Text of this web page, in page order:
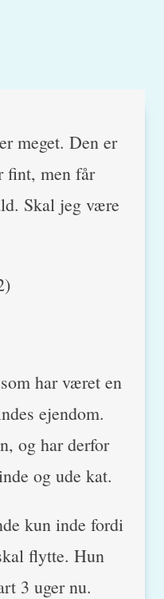
meget. Den er
fint, men får
Skal jeg være
har været en
ejendom.
og har derfor
og ude kat.
kun inde fordi
flytte. Hun
3 uger nu.